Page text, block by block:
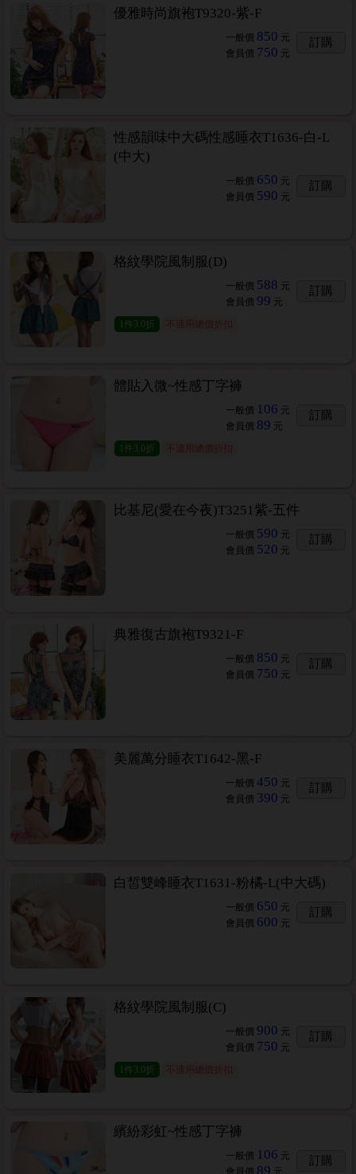
優雅時尚旗袍T9320-紫-F
一般價 850 元
會員價 750 元
訂購
性感韻味中大碼性感睡衣T1636-白-L
(中大)
一般價 650 元
會員價 590 元
訂購
格紋學院風制服(D)
一般價 588 元
會員價 99 元
訂購
件3.0折 不適用總價折扣
體貼入微~性感丁字褲
一般價 106 元
會員價 89 元
訂購
件3.0折 不適用總價折扣
比基尼(愛在今夜)T3251紫-五件
一般價 590 元
會員價 520 元
訂購
典雅復古旗袍T9321-F
一般價 850 元
會員價 750 元
訂購
美麗萬分睡衣T1642-黑-F
一般價 450 元
會員價 390 元
訂購
白皙雙峰睡衣T1631-粉橘-L(中大碼)
一般價 650 元
會員價 600 元
訂購
格紋學院風制服(C)
一般價 900 元
會員價 750 元
訂購
件3.0折 不適用總價折扣
繽紛彩虹~性感丁字褲
一般價 106 元
會員價
89 元
訂購